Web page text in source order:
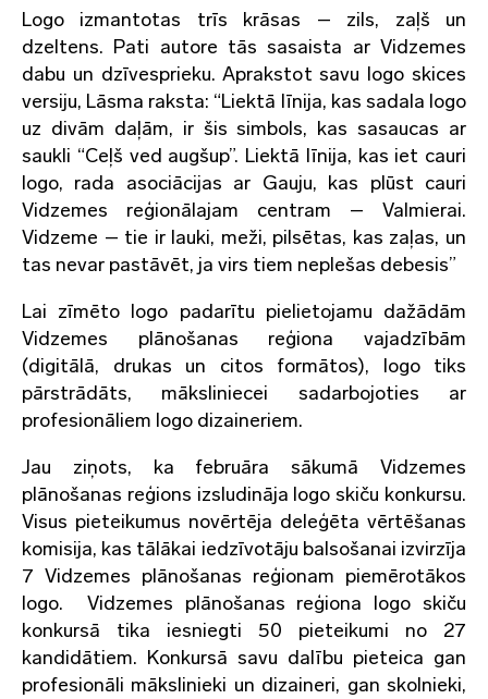
Logo izmantotas trīs krāsas – zils, zaļš un
dzeltens. Pati autore tās sasaista ar Vidzemes
dabu un dzīvesprieku. Aprakstot savu logo skices
versiju, Lāsma raksta: “Liektā līnija, kas sadala logo
uz divām daļām, ir šis simbols, kas sasaucas ar
saukli “Ceļš ved augšup”. Liektā līnija, kas iet cauri
logo, rada asociācijas ar Gauju, kas plūst cauri
Vidzemes reģionālajam centram – Valmierai.
Vidzeme – tie ir lauki, meži, pilsētas, kas zaļas, un
tas nevar pastāvēt, ja virs tiem neplešas debesis”
Lai zīmēto logo padarītu pielietojamu dažādām
Vidzemes plānošanas reģiona vajadzībām
(digitālā, drukas un citos formātos), logo tiks
pārstrādāts, māksliniecei sadarbojoties ar
profesionāliem logo dizaineriem.
Jau ziņots, ka februāra sākumā Vidzemes
plānošanas reģions izsludināja logo skiču konkursu.
Visus pieteikumus novērtēja deleģēta vērtēšanas
komisija, kas tālākai iedzīvotāju balsošanai izvirzīja
7 Vidzemes plānošanas reģionam piemērotākos
logo. Vidzemes plānošanas reģiona logo skiču
konkursā tika iesniegti 50 pieteikumi no 27
kandidātiem. Konkursā savu dalību pieteica gan
profesionāli mākslinieki un dizaineri, gan skolnieki,